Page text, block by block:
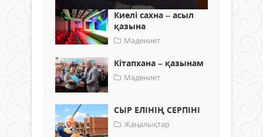
Киелі сахна – асыл
қазына
Мәдениет
Кітапхана – қазынам
Мәдениет
СЫР ЕЛІНІҢ СЕРПІНІ
Жаңалықтар